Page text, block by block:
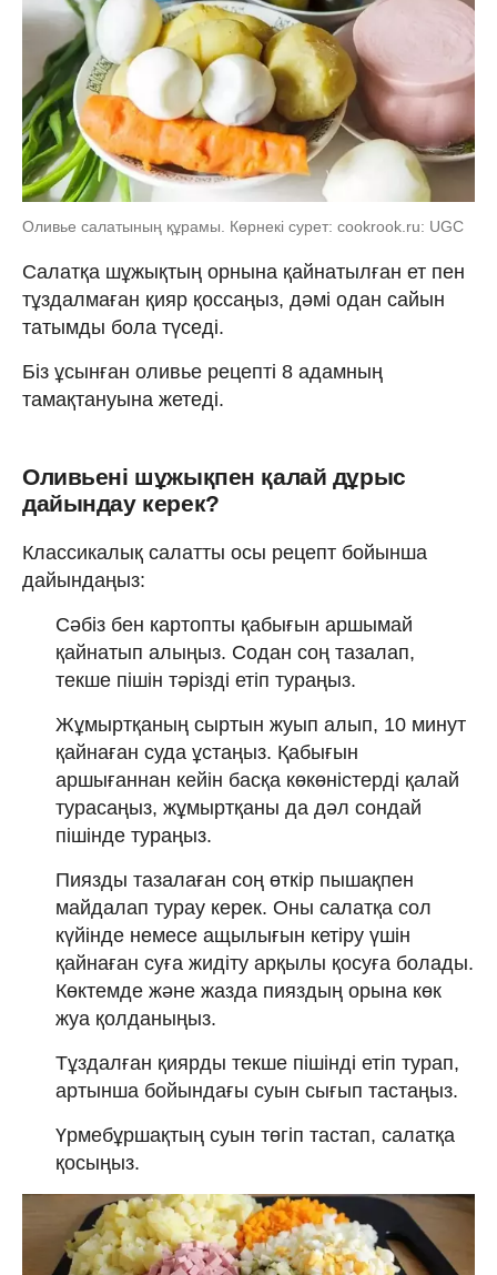
Оливье салатының құрамы. Көрнекі сурет: cookrook.ru: UGC
Салатқа шұжықтың орнына қайнатылған ет пен
тұздалмаған қияр қоссаңыз, дәмі одан сайын
татымды бола түседі.
Біз ұсынған оливье рецепті 8 адамның
тамақтануына жетеді.
Оливьені шұжықпен қалай дұрыс
дайындау керек?
Классикалық салатты осы рецепт бойынша
дайындаңыз:
Сәбіз бен картопты қабығын аршымай
қайнатып алыңыз. Содан соң тазалап,
текше пішін тәрізді етіп тураңыз.
Жұмыртқаның сыртын жуып алып, 10 минут
қайнаған суда ұстаңыз. Қабығын
аршығаннан кейін басқа көкөністерді қалай
турасаңыз, жұмыртқаны да дәл сондай
пішінде тураңыз.
Пиязды тазалаған соң өткір пышақпен
майдалап турау керек. Оны салатқа сол
күйінде немесе ащылығын кетіру үшін
қайнаған суға жидіту арқылы қосуға болады.
Көктемде және жазда пияздың орына көк
жуа қолданыңыз.
Тұздалған қиярды текше пішінді етіп турап,
артынша бойындағы суын сығып тастаңыз.
Үрмебұршақтың суын төгіп тастап, салатқа
қосыңыз.